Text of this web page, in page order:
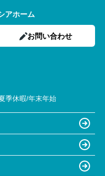
アホーム
お問い合わせ
季休暇/年末年始